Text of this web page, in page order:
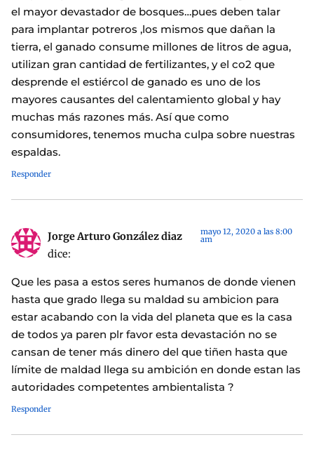
el mayor devastador de bosques…pues deben talar
para implantar potreros ,los mismos que dañan la
tierra, el ganado consume millones de litros de agua,
utilizan gran cantidad de fertilizantes, y el co2 que
desprende el estiércol de ganado es uno de los
mayores causantes del calentamiento global y hay
muchas más razones más. Así que como
consumidores, tenemos mucha culpa sobre nuestras
espaldas.
Responder
Jorge Arturo González diaz
dice:
mayo 12, 2020 a las 8:00
am
Que les pasa a estos seres humanos de donde vienen
hasta que grado llega su maldad su ambicion para
estar acabando con la vida del planeta que es la casa
de todos ya paren plr favor esta devastación no se
cansan de tener más dinero del que tiñen hasta que
límite de maldad llega su ambición en donde estan las
autoridades competentes ambientalista ?
Responder